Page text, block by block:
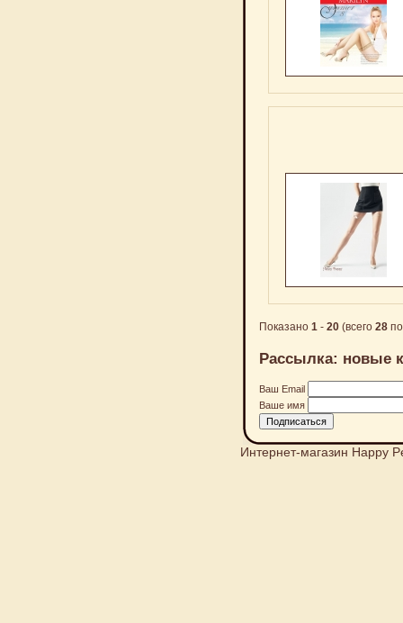
Показано 1 - 20 (всего 28
Рассылка: новые
Ваш Email
Ваше имя
Интернет-магазин Happy